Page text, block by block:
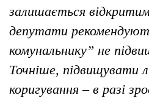
залишається
депутати
комунальнику” не
Точніше, підвищувати
коригування – в разі